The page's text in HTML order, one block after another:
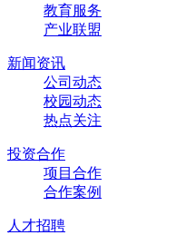
教育服务
产业联盟
新闻资讯
公司动态
校园动态
热点关注
投资合作
项目合作
合作案例
人才招聘